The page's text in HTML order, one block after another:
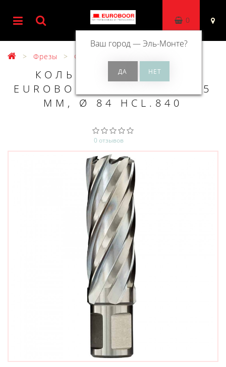
Ваш город —Эль-Монте?
0
Фрезы Фрезы HSS 55 мм
КОЛЬЦЕВОЕ СВЕРЛО
EUROBOOR HSS ДЛИНА 55
ММ, Ø 84 HCL.840
0 отзывов